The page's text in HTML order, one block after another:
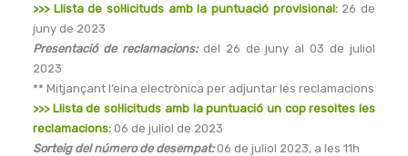
>>> Llista de sol·licituds amb la puntuació provisional: 26 de
juny de 2023
Presentació de reclamacions:del 26 de juny al 03 de juliol
2023
** Mitjançant l’eina electrònica per adjuntar les reclamacions
>>> Llista de sol·licituds amb la puntuació un cop resoltes les
reclamacions: 06 de juliol de 2023
Sorteig del número de desempat:06 de juliol 2023, a les 11h